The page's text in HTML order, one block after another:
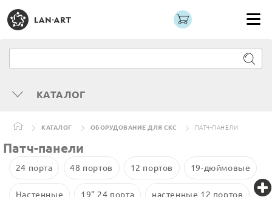
КАТАЛОГ
КАТАЛОГ ОБОРУДОВАНИЕ ДЛЯ СКС ПАТЧ-ПАНЕЛИ
Патч-панели
24 порта 48 портов 12 портов 19-дюймовые
Настенные 19" 24 порта настенные 12 портов